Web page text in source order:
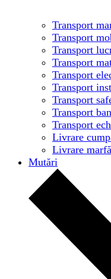
Transport
Transport
Transport
Transport
Transport
Transport
Transport
Transport
Transport
Livrare
Livrare
Mutări